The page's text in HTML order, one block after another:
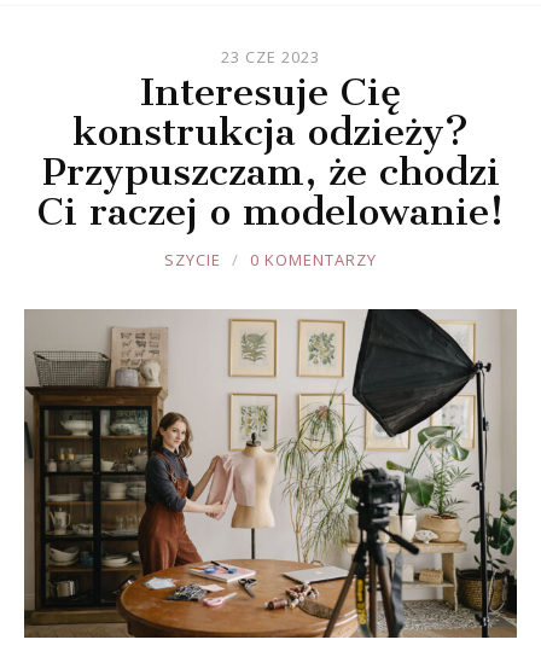
23 CZE 2023
Interesuje Cię
konstrukcja odzieży?
Przypuszczam, że chodzi
Ci raczej o modelowanie!
JOULE
SZYCIE 0 KOMENTARZY